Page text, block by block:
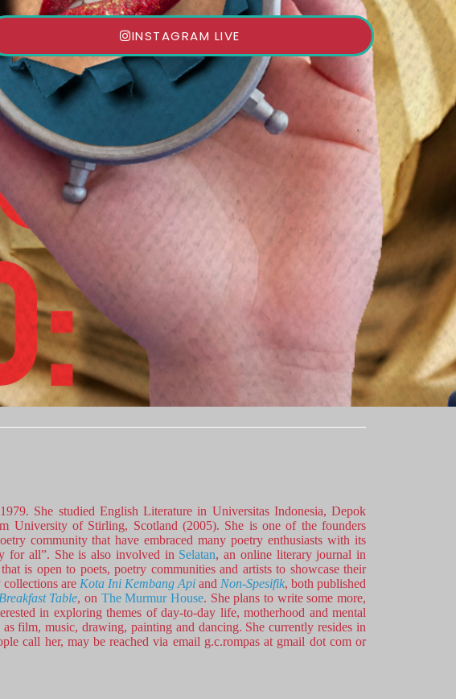
INSTAGRAM LIVE
She studied English Literature in Universitas Indonesia, Depok
University of Stirling, Scotland (2005). She is one of the founders
community that have embraced many poetry enthusiasts with its
for all”. She is also involved in Selatan, an online literary journal in
is open to poets, poetry communities and artists to showcase their
are Kota Ini Kembang Apiand Non-Spesifik, both published
Table, on The Murmur House. She plans to write some more,
in exploring themes of day-to-day life, motherhood and mental
film, music, drawing, painting and dancing. She currently resides in
call her, may be reached via email g.c.rompas at gmail dot com or